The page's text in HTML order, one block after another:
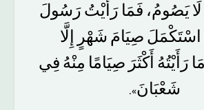
لَايَصُومُ، فَمَا رَأَيْتُرَسُولَ
اسْتَكْمَلَ صِيَامَ شَهْرٍ
إِلَّا
رَأَيْتُهُ أَكْثَرَ صِيَامًا مِنْهُ فِي
شَعْبَانَ».